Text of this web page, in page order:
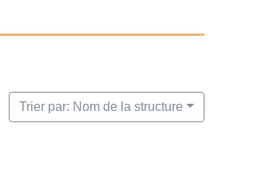
Trier par: Nom de la structure